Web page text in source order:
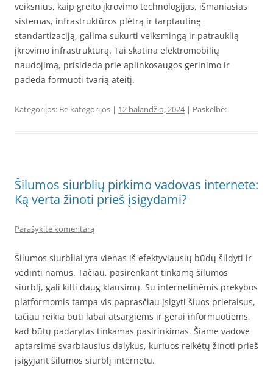
veiksnius, kaip greito įkrovimo technologijas, išmaniasias
sistemas, infrastruktūros plėtrą ir tarptautinę
standartizaciją, galima sukurti veiksmingą ir patrauklią
įkrovimo infrastruktūrą. Tai skatina elektromobilių
naudojimą, prisideda prie aplinkosaugos gerinimo ir
padeda formuoti tvarią ateitį.
Kategorijos: Be kategorijos | 12 balandžio, 2024 | Paskelbė:
Šilumos siurblių pirkimo vadovas internete:
Ką verta žinoti prieš įsigydami?
Parašykite komentarą
Šilumos siurbliai yra vienas iš efektyviausių būdų šildyti ir
vėdinti namus. Tačiau, pasirenkant tinkamą šilumos
siurblį, gali kilti daug klausimų. Su internetinėmis prekybos
platformomis tampa vis paprasčiau įsigyti šiuos prietaisus,
tačiau reikia būti labai atsargiems ir gerai informuotiems,
kad būtų padarytas tinkamas pasirinkimas. Šiame vadove
aptarsime svarbiausius dalykus, kuriuos reikėtų žinoti prieš
įsigyjant šilumos siurblį internetu.